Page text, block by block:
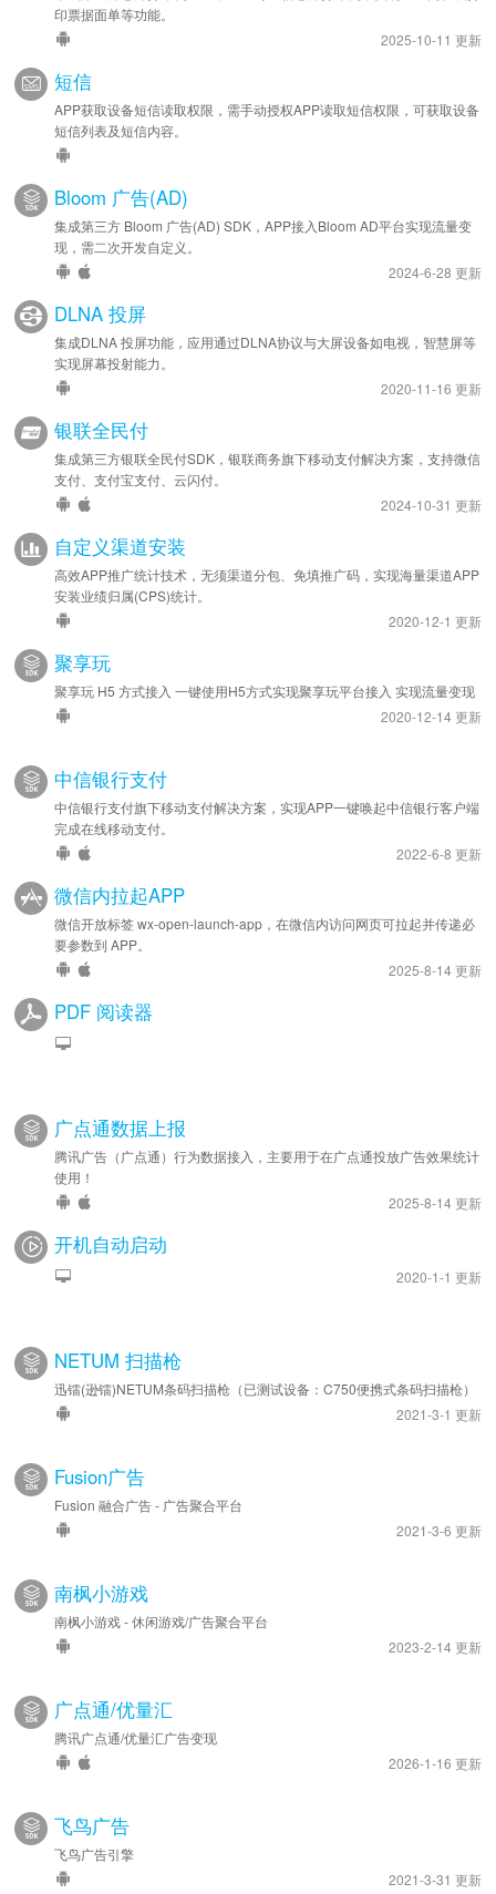
印票据面单等功能。
2025-10-11 更新
短信
APP获取设备短信读取权限，需手动授权APP读取短信权限，可获取设备
短信列表及短信内容。
Bloom 广告(AD)
集成第三方 Bloom 广告(AD) SDK，APP接入Bloom AD平台实现流量变
现，需二次开发自定义。
2024-6-28 更新
DLNA 投屏
集成DLNA 投屏功能，应用通过DLNA协议与大屏设备如电视，智慧屏等
实现屏幕投射能力。
2020-11-16 更新
银联全民付
集成第三方银联全民付SDK，银联商务旗下移动支付解决方案，支持微信
支付、支付宝支付、云闪付。
2024-10-31 更新
自定义渠道安装
高效APP推广统计技术，无须渠道分包、免填推广码，实现海量渠道APP
安装业绩归属(CPS)统计。
2020-12-1 更新
聚享玩
聚享玩 H5 方式接入 一键使用H5方式实现聚享玩平台接入 实现流量变现
2020-12-14 更新
中信银行支付
中信银行支付旗下移动支付解决方案，实现APP一键唤起中信银行客户端
完成在线移动支付。
2022-6-8 更新
微信内拉起APP
微信开放标签 wx-open-launch-app，在微信内访问网页可拉起并传递必
要参数到 APP。
2025-8-14 更新
PDF 阅读器
广点通数据上报
腾讯广告（广点通）行为数据接入，主要用于在广点通投放广告效果统计
使用！
2025-8-14 更新
开机自动启动
2020-1-1 更新
NETUM 扫描枪
迅镭(逊镭)NETUM条码扫描枪（已测试设备：C750便携式条码扫描枪）
2021-3-1 更新
Fusion广告
Fusion 融合广告 - 广告聚合平台
2021-3-6 更新
南枫小游戏
南枫小游戏 - 休闲游戏/广告聚合平台
2023-2-14 更新
广点通/优量汇
腾讯广点通/优量汇广告变现
2026-1-16 更新
飞鸟广告
飞鸟广告引擎
2021-3-31 更新